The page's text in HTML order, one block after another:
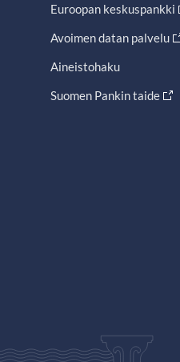
Euroopan keskuspankki
Avoimen datan palvelu
Aineistohaku
Suomen Pankin taide